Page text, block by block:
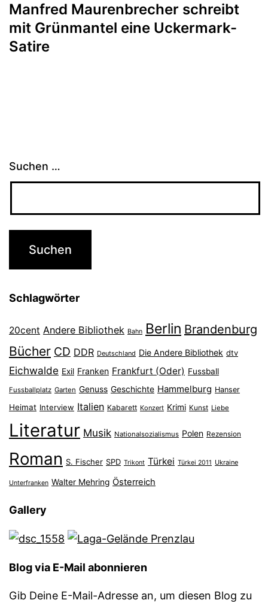
Manfred Maurenbrecher schreibt
mit Grünmantel eine Uckermark-
Satire
Suchen …
Schlagwörter
20cent Andere Bibliothek Bahn Berlin Brandenburg
Bücher CD DDR Deutschland Die Andere Bibliothek dtv
Eichwalde Exil Franken Frankfurt (Oder) Fussball
Fussballplatz Garten Genuss Geschichte Hammelburg Hanser
Heimat Interview Italien Kabarett Konzert Krimi Kunst Liebe
Literatur Musik Nationalsozialismus Polen Rezension
Roman S. Fischer SPD Trikont Türkei Türkei 2011 Ukraine
Unterfranken Walter Mehring Österreich
Gallery
Blog via E-Mail abonnieren
Gib Deine E-Mail-Adresse an, um diesen Blog zu